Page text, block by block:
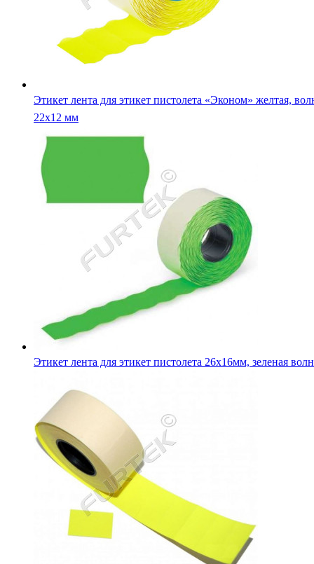
Этикет лента для этикет пистолета «Эконом» желтая,
22х12 мм
Этикет лента для этикет пистолета 26х16мм, зеленая